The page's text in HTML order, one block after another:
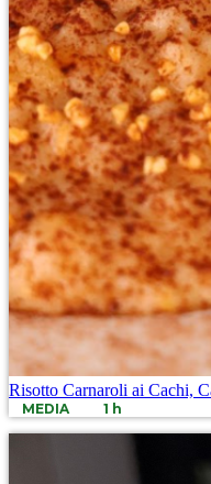
Risotto Carnaroli ai Cachi,
MEDIA 1 h